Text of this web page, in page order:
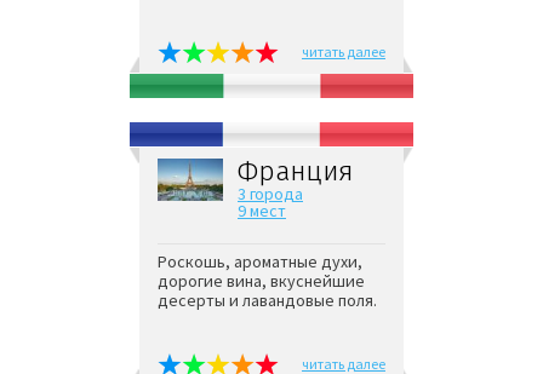
читать далее
Франция
3 города
9 мест
Роскошь, ароматные духи,
дорогие вина, вкуснейшие
десерты и лавандовые поля.
читать далее